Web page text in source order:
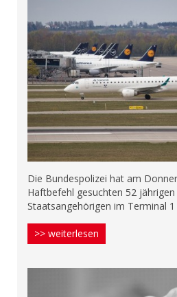
Die Bundespolizei hat am
Haftbefehl gesuchten 52
Staatsangehörigen im Terminal
>> weiterlesen